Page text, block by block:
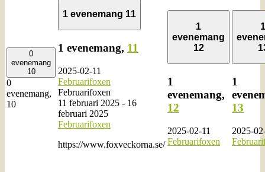
0
evenemang
10
0
evenemang,
10
1 evenemang 11
1 evenemang, 11
2025-02-11
Februarifoxen
Februarifoxen
11 februari 2025 - 16
februari 2025
Februarifoxen
https://www.foxveckorna.se/
1
evenemang
12
1
evenemang,
12
2025-02-11
Februarifoxen
1
1
13
2025-